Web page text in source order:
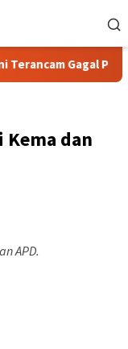
Gagal Panen
Kema dan
APD.